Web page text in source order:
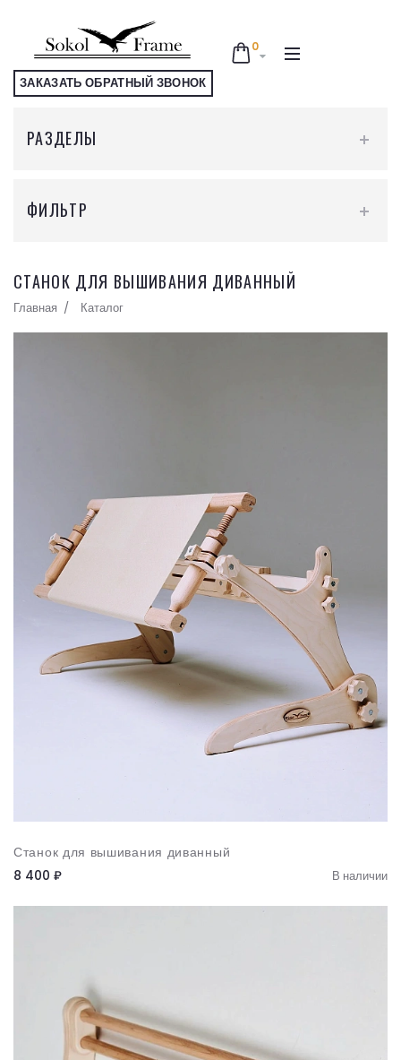
ЗАКАЗАТЬ ОБРАТНЫЙ ЗВОНОК
0
РАЗДЕЛЫ
РАМЫ ДЛЯ ВЫШИВАНИЯ
ФИЛЬТР
СТАНОК ДЛЯ ВЫШИВАНИЯ ДИВАННЫЙ
Главная Каталог
Станок для вышивания диванный
8 400 ₽
В наличии